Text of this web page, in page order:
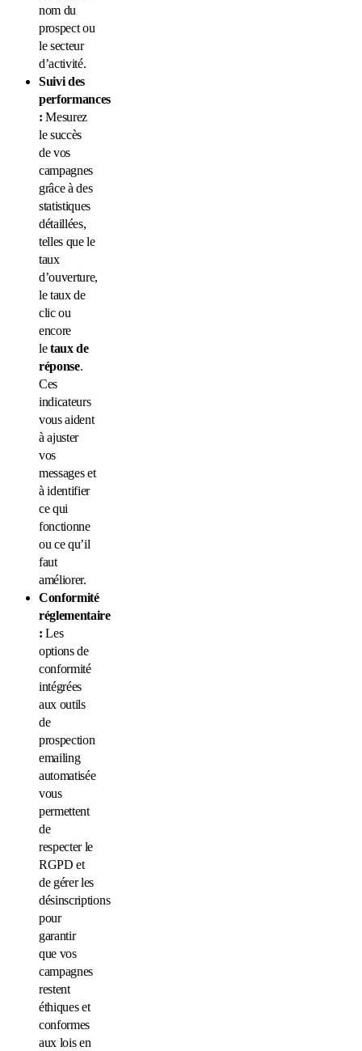
nom du
prospect ou
le secteur
d’activité.
Suivi des
performances
: Mesurez
le succès
de vos
campagnes
grâce à des
statistiques
détaillées,
telles que le
taux
d’ouverture,
le taux de
clic ou
encore
letaux de
réponse.
Ces
indicateurs
vous aident
à ajuster
vos
messages et
à identifier
ce qui
fonctionne
ou ce qu’il
faut
améliorer.
Conformité
réglementaire
: Les
options de
conformité
intégrées
aux outils
de
prospection
emailing
automatisée
vous
permettent
de
respecter le
RGPD et
de gérer les
désinscriptions
pour
garantir
que vos
campagnes
restent
éthiques et
conformes
aux lois en